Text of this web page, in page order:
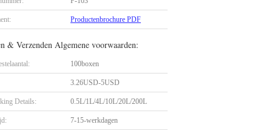
Productenbrochure PDF
& Verzenden Algemene voorwaarden:
100boxen
3.26USD-5USD
Details: 0.5L/1L/4L/10L/20L/200L
7-15-werkdagen